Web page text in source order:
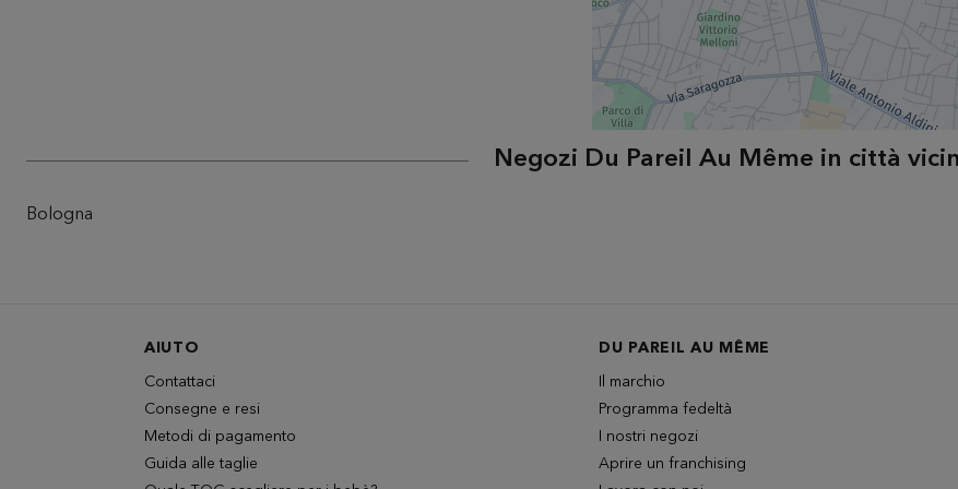
Negozi Du Pareil Au Même in città
Bologna
AIUTO
Contattaci
Consegne e resi
Metodi di pagamento
Guida alle taglie
DU PAREIL AU MÊME
Il marchio
Programma fedeltà
I nostri negozi
Aprire un franchising